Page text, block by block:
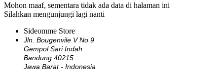
Mohon maaf, sementara tidak ada data di halaman ini
Silahkan mengunjungi lagi nanti
Sideomme Store
Jln. Bougenvile V No 9
Gempol Sari Indah
Bandung 40215
Jawa Barat - Indonesia